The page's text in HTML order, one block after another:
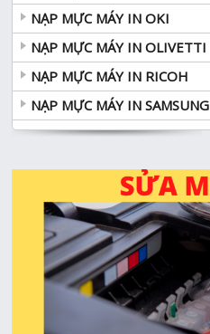
NẠP MỰC MÁY IN OKI
NẠP MỰC MÁY IN OLIVETTI
NẠP MỰC MÁY IN RICOH
NẠP MỰC MÁY IN SAMSUNG